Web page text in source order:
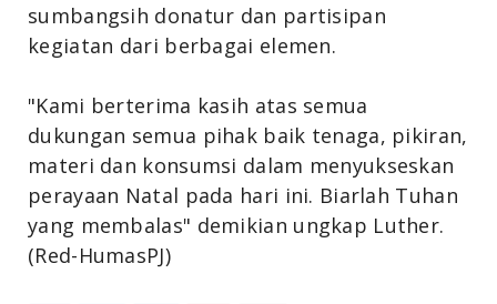
sumbangsih donatur dan partisipan
kegiatan dari berbagai elemen.
"Kami berterima kasih atas semua
dukungan semua pihak baik tenaga, pikiran,
materi dan konsumsi dalam menyukseskan
perayaan Natal pada hari ini. Biarlah Tuhan
yang membalas" demikian ungkap Luther.
(Red-HumasPJ)